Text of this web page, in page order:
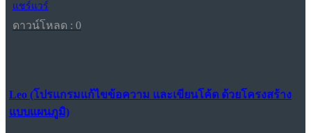
แชร์แวร์
ดาวน์โหลด : 0
Leo (โปรแกรมแก้ไขข้อความ และเขียนโค้ด ด้วยโครงสร้าง
แบบแผนภูมิ)